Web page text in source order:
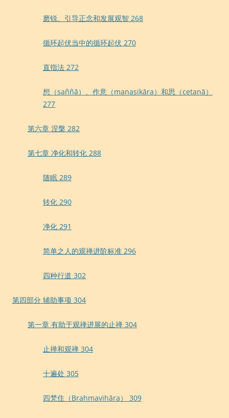
磨锐、引导正念和发展观智 268
循环起伏当中的循环起伏 270
直指法 272
想（saññā）、作意（manasikāra）和思（cetanā）
277
第六章 涅槃 282
第七章 净化和转化 288
随眠 289
转化 290
净化 291
简单之人的观禅进阶标准 296
四种行道 302
第四部分 辅助事项 304
第一章 有助于观禅进展的止禅 304
止禅和观禅 304
十遍处 305
四梵住（Brahmavihāra） 309